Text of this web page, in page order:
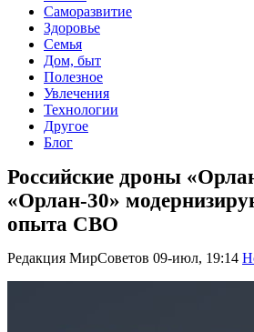
Саморазвитие
Здоровье
Семья
Дом, быт
Полезное
Увлечения
Технологии
Другое
Блог
Российские дроны
«Орлан-30»
опыта СВО
Редакция МирСоветов 09-июл, 19:14